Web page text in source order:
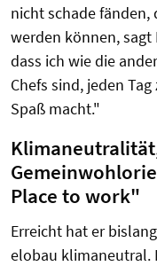
nicht schade fänden,
werden können, sagt
dass ich wie die
Chefs sind, jeden
Spaß macht."
Place to work"
Erreicht hat er
elobau klimaneutral.